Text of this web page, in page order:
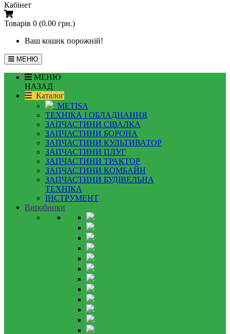
Кабінет
Товарів 0 (0.00 грн.)
Ваш кошик порожній!
МЕНЮ
МЕНЮ
НАЗАД
Каталог
METISA
ТЕХНІКА І ОБЛАДНАННЯ
ЗАПЧАСТИНИ СІВАЛКА
ЗАПЧАСТИНИ БОРОНА
ЗАПЧАСТИНИ КУЛЬТИВАТОР
ЗАПЧАСТИНИ ПЛУГ
ЗАПЧАСТИНИ ТРАКТОР
ЗАПЧАСТИНИ КОМБАЙН
ЗАПЧАСТИНИ БУДІВЕЛЬНА
ТЕХНІКА
ІНСТРУМЕНТ
Виробники